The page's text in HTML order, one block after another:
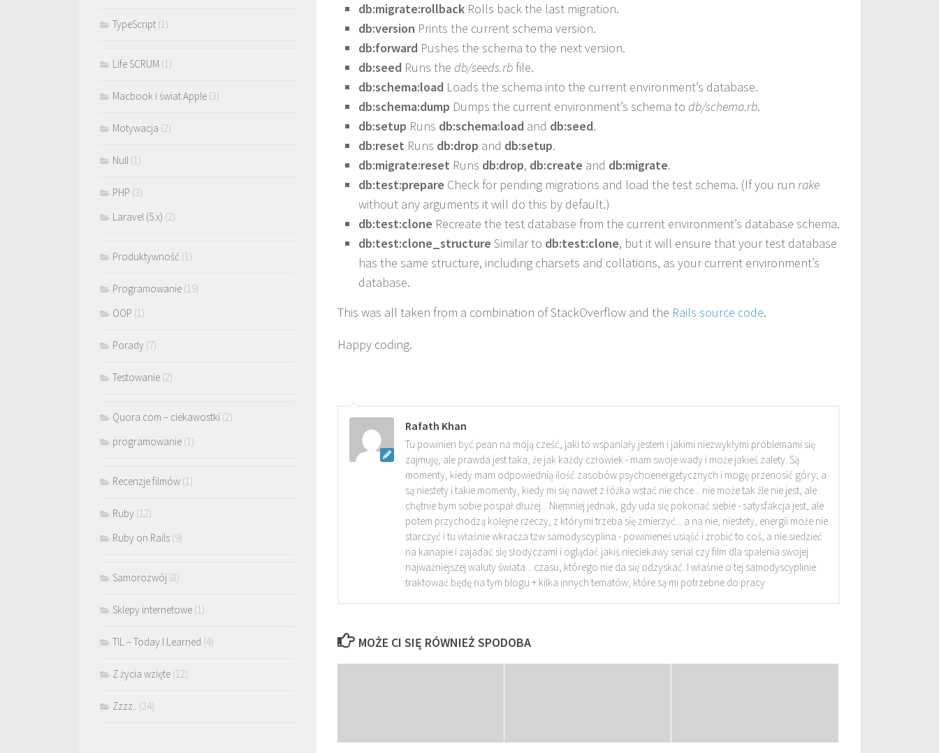
db:migrate:rollbackRolls back the last migration.
db:version Prints the current schema version.
db:forward Pushes the schema to the next version.
db:seed Runs the db/seeds.rbfile.
db:schema:load Loads the schema into the current environment’s database.
db:schema:dump Dumps the current environment’s schema to db/schema.rb.
db:setup Runs db:schema:load and db:seed.
db:reset Runs db:drop and db:setup.
db:migrate:reset Runs db:drop, db:create and db:migrate.
db:test:prepare Check for pending migrations and load the test schema. (If you run rake
without any arguments it will do this by default.)
db:test:clone Recreate the test database from the current environment’s database schema.
db:test:clone_structure Similar to db:test:clone, but it will ensure that your test database
has the same structure, including charsets and collations, as your current environment’s
database.
This was all taken from a combination of StackOverflow and the Rails source code.
Happy coding.
Rafath Khan
Tu powinien być pean na moją cześć, jaki to wspaniały jestem i jakimi niezwykłymi problemami się
zajmuję, ale prawda jest taka, że jak każdy człowiek - mam swoje wady i może jakieś zalety. Są
momenty, kiedy mam odpowiednią ilość zasobów psychoenergetycznych i mogę przenosić góry, a
są niestety i takie momenty, kiedy mi się nawet z łóżka wstać nie chce... nie może tak źle nie jest, ale
chętnie bym sobie pospał dłużej... Niemniej jednak, gdy uda się pokonać siebie - satysfakcja jest, ale
potem przychodzą kolejne rzeczy, z którymi trzeba się zmierzyć... a na nie, niestety, energii może nie
starczyć i tu właśnie wkracza tzw samodyscyplina - powinieneś usiąść i zrobić to coś, a nie siedzieć
na kanapie i zajadać się słodyczami i oglądać jakiś nieciekawy serial czy film dla spalenia swojej
najważniejszej waluty świata... czasu, którego nie da się odzyskać. I właśnie o tej samodyscyplinie
traktować będę na tym blogu + kilka innych tematów, które są mi potrzebne do pracy
MOŻE CI SIĘ RÓWNIEŻ SPODOBA
TypeScript(1)
Life SCRUM (1)
Macbook i świat Apple(3)
Motywacja (2)
Null(1)
PHP (3)
Laravel (5.x) (2)
Produktywność (1)
Programowanie(19)
OOP (1)
Porady(7)
Testowanie(2)
Quora.com – ciekawostki (2)
programowanie(1)
Recenzje filmów(1)
Ruby(12)
Ruby on Rails(9)
Samorozwój (8)
Sklepy internetowe(1)
TIL – Today I Learned (4)
Z życia wzięte(12)
Zzzz.. (24)